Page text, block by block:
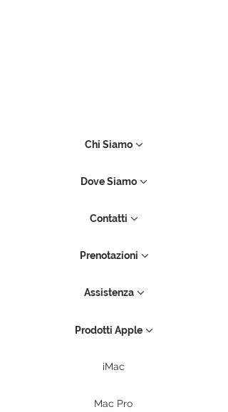
Chi Siamo
Dove Siamo
Contatti
Prenotazioni
Assistenza
Prodotti Apple
iMac
Mac Pro